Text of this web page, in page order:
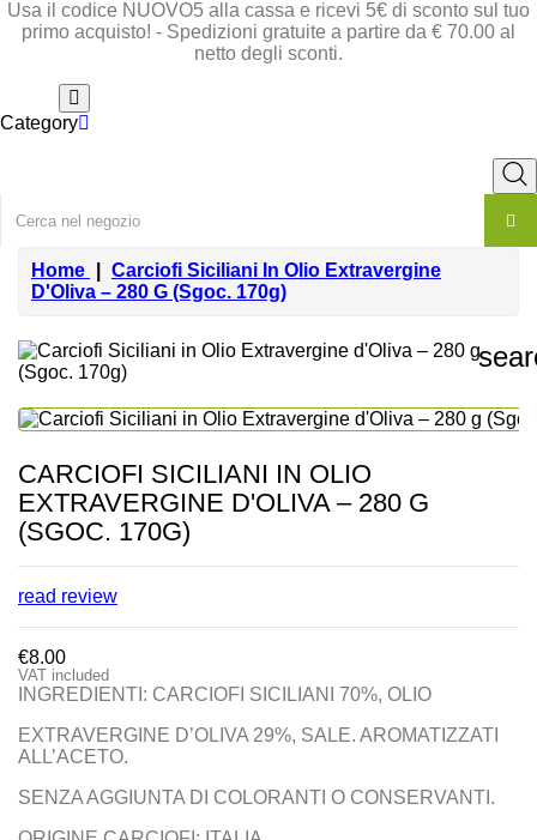
Usa il codice NUOVO5 alla cassa e ricevi 5€ di sconto sul tuo
primo acquisto! - Spedizioni gratuite a partire da € 70.00 al
netto degli sconti.
Category
Home
Carciofi Siciliani In Olio Extravergine
D'Oliva – 280 G (Sgoc. 170g)
CARCIOFI SICILIANI IN OLIO
EXTRAVERGINE D'OLIVA – 280 G
(SGOC. 170G)
read review
€8.00
VAT included
INGREDIENTI: CARCIOFI SICILIANI 70%, OLIO
EXTRAVERGINE D’OLIVA 29%, SALE. AROMATIZZATI
ALL’ACETO.
SENZA AGGIUNTA DI COLORANTI O CONSERVANTI.